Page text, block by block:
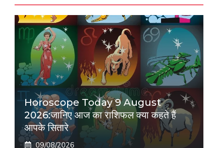
Horoscope Today 9 August
2026:जानिए आज का राशिफल क्या कहते हैं
आपके सितारे
09/08/2026